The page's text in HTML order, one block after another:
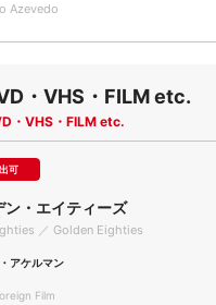
Azevedo
・VHS・FILM etc.
・VHS・FILM etc.
可
ン・エイティーズ
／ Golden Eighties
アケルマン
Film